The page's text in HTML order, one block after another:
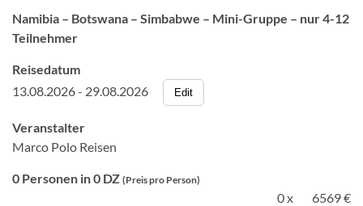
Namibia – Botswana – Simbabwe – Mini-Gruppe – nur 4-12
Teilnehmer
Reisedatum
13.08.2026 - 29.08.2026
Edit
Veranstalter
Marco Polo Reisen
0 Personen in 0 DZ (Preis pro Person)
0 x
6569 €